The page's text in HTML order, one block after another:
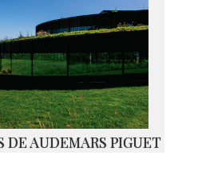
DE AUDEMARS PIGUET